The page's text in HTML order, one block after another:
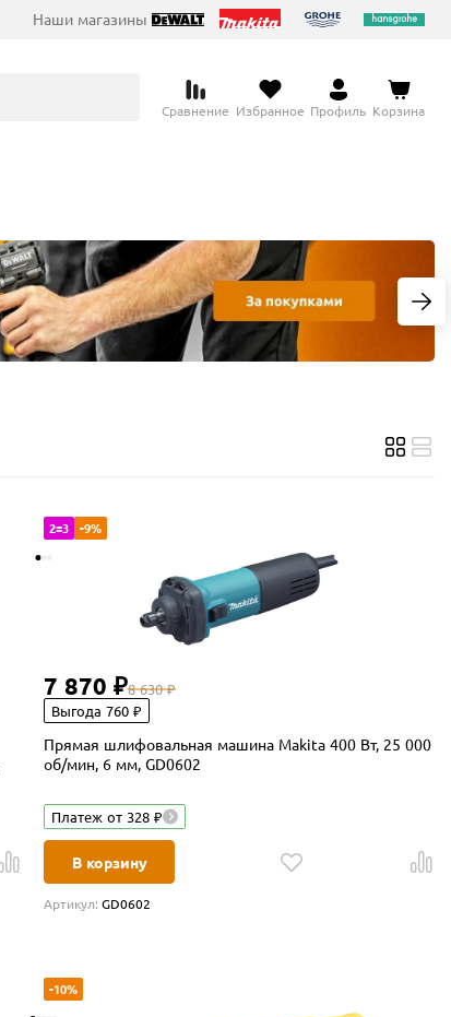
Наши магазины
Сравнение Избранное Профиль Корзина
2=3 -9%
7 870 ₽8 630 ₽
Выгода 760 ₽
Прямая шлифовальная машина Makita 400 Вт, 25 000
об/мин, 6 мм, GD0602
Платеж от 328 ₽
В корзину
Артикул: GD0602
-10%